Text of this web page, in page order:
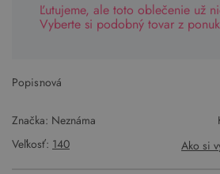
Ľutujeme, ale toto oblečenie už
Vyberte si podobný tovar z
Popis:nová
Značka: Neznáma
Veľkosť: 140 Ako si